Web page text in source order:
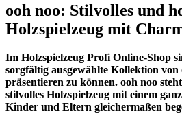
ooh noo: Stilvolles und
Holzspielzeug mit
Im Holzspielzeug ProfiOnline-Shop
sorgfältig ausgewählte Kollektion von
präsentieren zu können. ooh noo
stilvolles Holzspielzeug mit einem
Kinder und Eltern gleichermaßen